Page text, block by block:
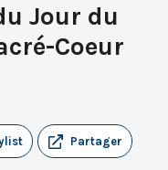
Jour du
Coeur
Partager